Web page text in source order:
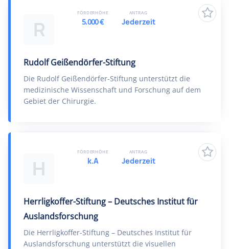
R
Rudolf Geißendörfer-Stiftung
Die Rudolf Geißendörfer-Stiftung unterstützt die
medizinische Wissenschaft und Forschung auf dem
Gebiet der Chirurgie.
FÖRDERHÖHE
5.000 €
ANTRAG
Jederzeit
H
Herrligkoffer-Stiftung – Deutsches Institut für
Auslandsforschung
Die Herrligkoffer-Stiftung – Deutsches Institut für
Auslandsforschung unterstützt die visuellen
FÖRDERHÖHE
k.A
ANTRAG
Jederzeit